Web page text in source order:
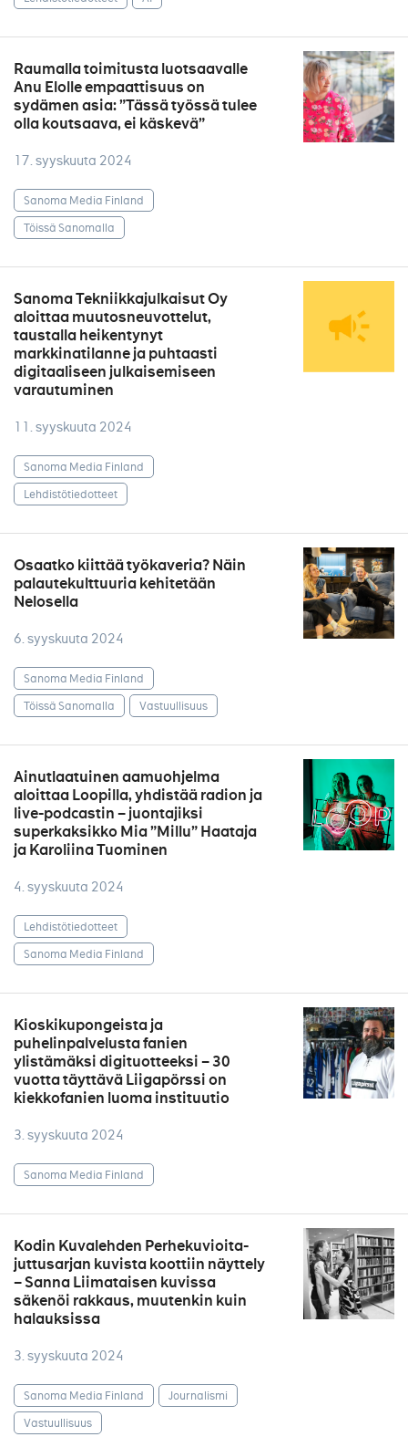
Raumalla toimitusta luotsaavalle
Anu Elolle empaattisuus on
sydämen asia: ”Tässä työssä tulee
olla koutsaava, ei käskevä”
17. syyskuuta 2024
Sanoma Media Finland
Töissä Sanomalla
Sanoma Tekniikkajulkaisut Oy
aloittaa muutosneuvottelut,
taustalla heikentynyt
markkinatilanne ja puhtaasti
digitaaliseen julkaisemiseen
varautuminen
11. syyskuuta 2024
Sanoma Media Finland
Lehdistötiedotteet
Osaatko kiittää työkaveria? Näin
palautekulttuuria kehitetään
Nelosella
6. syyskuuta 2024
Sanoma Media Finland
Töissä Sanomalla
Vastuullisuus
Ainutlaatuinen aamuohjelma
aloittaa Loopilla, yhdistää radion ja
live-podcastin – juontajiksi
superkaksikko Mia ”Millu” Haataja
ja Karoliina Tuominen
4. syyskuuta 2024
Lehdistötiedotteet
Sanoma Media Finland
Kioskikupongeista ja
puhelinpalvelusta fanien
ylistämäksi digituotteeksi – 30
vuotta täyttävä Liigapörssi on
kiekkofanien luoma instituutio
3. syyskuuta 2024
Sanoma Media Finland
Kodin Kuvalehden Perhekuvioita-
juttusarjan kuvista koottiin näyttely
– Sanna Liimataisen kuvissa
säkenöi rakkaus, muutenkin kuin
halauksissa
3. syyskuuta 2024
Sanoma Media Finland
Journalismi
Vastuullisuus